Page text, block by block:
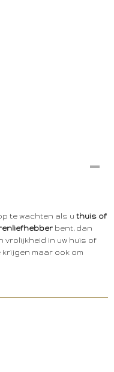
te wachten als u thuis of
bent, dan
vrolijkheid in uw huis of
krijgen maar ook om